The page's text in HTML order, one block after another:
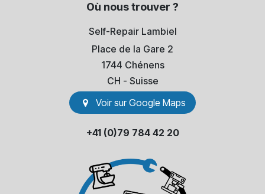
Où nous trouver ?
Self-Repair Lambiel
Place de la Gare 2
1744 Chénens
​CH - Suisse
Voir sur Go​​ogle Maps
+41 (0)79 784 42 20